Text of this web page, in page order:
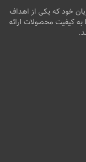
خود که یکی از اهداف
کیفیت محصولات ارائه